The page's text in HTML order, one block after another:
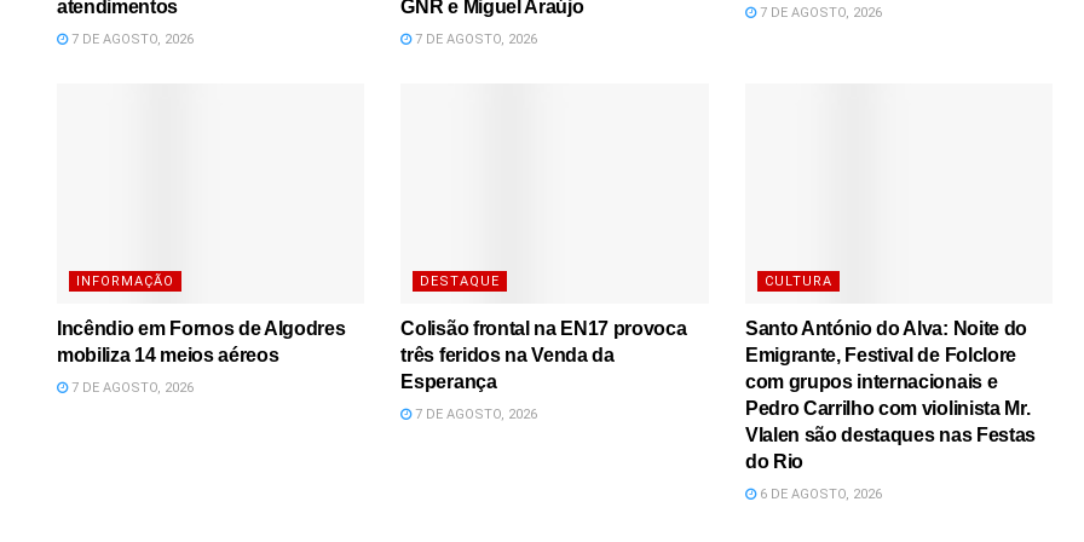
atendimentos
7 DE AGOSTO, 2026
GNR e Miguel Araújo
7 DE AGOSTO, 2026
7 DE AGOSTO, 2026
INFORMAÇÃO
Incêndio em Fornos de Algodres
mobiliza 14 meios aéreos
7 DE AGOSTO, 2026
DESTAQUE
Colisão frontal na EN17 provoca
três feridos na Venda da
Esperança
7 DE AGOSTO, 2026
CULTURA
Santo António do Alva: Noite do
Emigrante, Festival de Folclore
com grupos internacionais e
Pedro Carrilho com violinista Mr.
Vlalen são destaques nas Festas
do Rio
6 DE AGOSTO, 2026